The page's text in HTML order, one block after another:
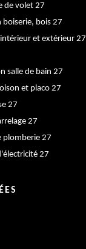
de volet 27
bois 27
et extérieur 27
salle de bain 27
et placo 27
27
27
plomberie 27
27